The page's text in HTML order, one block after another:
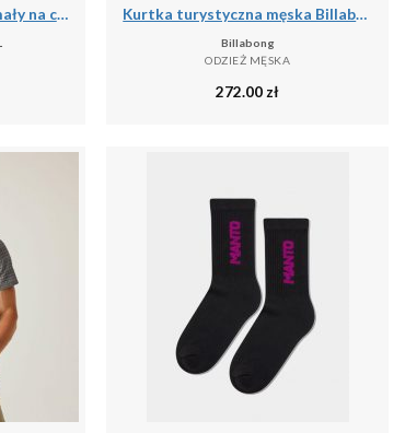
Kurtka puchowa wytrzymały na co dzień na siłownię Kurtka turystyczna męska Billabong Barlow przejściowa
Billabong
ODZIEŻ MĘSKA
272.00 zł